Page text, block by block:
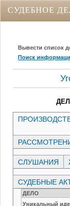
СУДЕБНОЕ
Вывести список
Поиск
СЛУШАНИЯ
СУДЕБНЫЕ
ДЕЛО
Уникальный